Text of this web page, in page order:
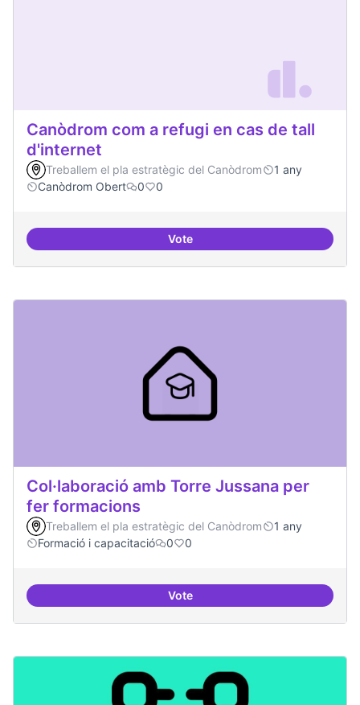
Canòdrom com a refugi en cas de tall
d'internet
Treballem el pla estratègic del Canòdrom
1 any
Canòdrom Obert
0 0
VoteCanòdrom com a refugi en cas
Col·laboració amb Torre Jussana per
fer formacions
Treballem el pla estratègic del Canòdrom
1 any
Formació i capacitació
0 0
VoteCol·laboració amb Torre